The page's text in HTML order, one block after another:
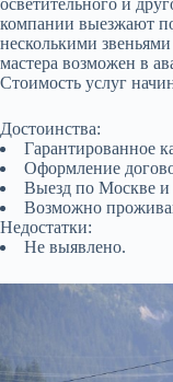
осветительного и
компании выезжают
несколькими
мастера возможен в
Стоимость услуг
Достоинства:
Гарантированное
Оформление
Выезд по Москве и
Возможно
Недостатки:
Не выявлено.